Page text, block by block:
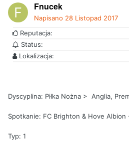
Fnucek
Napisano 28 Listopad 2017
Reputacja:
Status:
Lokalizacja:
Dyscyplina: Piłka Nożna > Anglia,
Spotkanie: FC Brighton & Hove Albion
Typ: 1